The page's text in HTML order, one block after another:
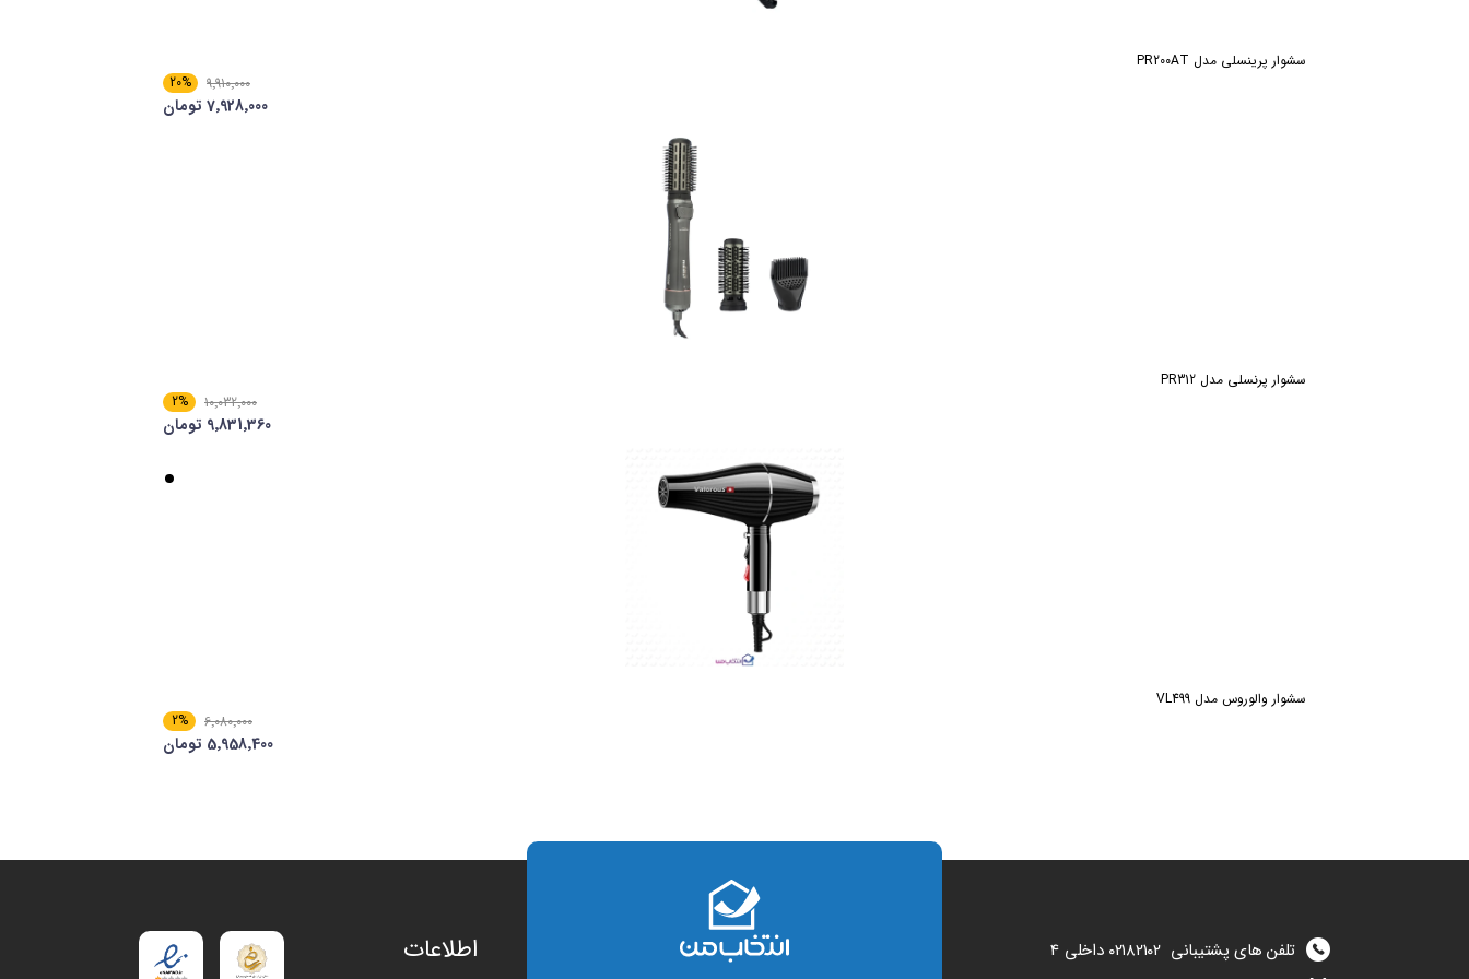
سشوار پرینسلی مدل PR200AT
9٬910٬000
20%
7٬928٬000 تومان
سشوار پرنسلی مدل PR312
10٬032٬000
2%
9٬831٬360 تومان
سشوار والوروس مدل VL499
6٬080٬000
2%
5٬958٬400 تومان
تلفن های پشتیبانی۰۲۱۸۲۱۰۲ داخلی 4
اطلاعات